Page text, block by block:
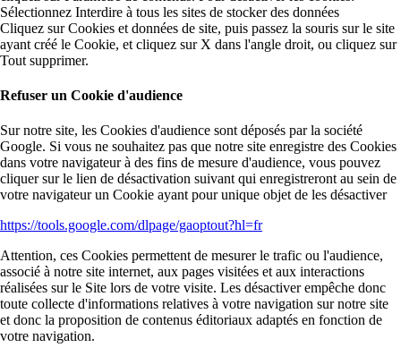
Sélectionnez Interdire à tous les sites de stocker des données
Cliquez sur Cookies et données de site, puis passez la souris sur le site
ayant créé le Cookie, et cliquez sur X dans l'angle droit, ou cliquez sur
Tout supprimer.
Refuser un Cookie d'audience
Sur notre site, les Cookies d'audience sont déposés par la société
Google. Si vous ne souhaitez pas que notre site enregistre des Cookies
dans votre navigateur à des fins de mesure d'audience, vous pouvez
cliquer sur le lien de désactivation suivant qui enregistreront au sein de
votre navigateur un Cookie ayant pour unique objet de les désactiver
https://tools.google.com/dlpage/gaoptout?hl=fr
Attention, ces Cookies permettent de mesurer le trafic ou l'audience,
associé à notre site internet, aux pages visitées et aux interactions
réalisées sur le Site lors de votre visite. Les désactiver empêche donc
toute collecte d'informations relatives à votre navigation sur notre site
et donc la proposition de contenus éditoriaux adaptés en fonction de
votre navigation.